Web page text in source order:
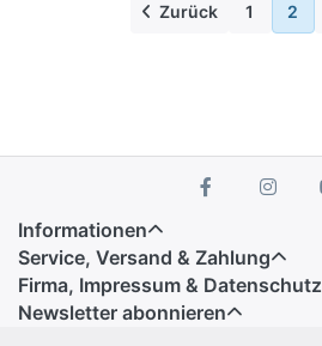
Zurück 1 2
Informationen
Service, Versand & Zahlung
Firma, Impressum & Datenschutz
Newsletter abonnieren